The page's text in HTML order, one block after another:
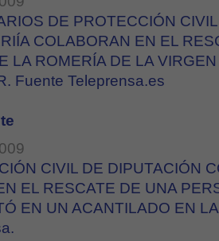
DE PROTECCIÓN
COLABORAN EN EL
LA ROMERÍA DE LA
Fuente Teleprensa.es
CIVIL DE DIPUTACIÓN
EL RESCATE DE UNA
EN UN ACANTILADO EN